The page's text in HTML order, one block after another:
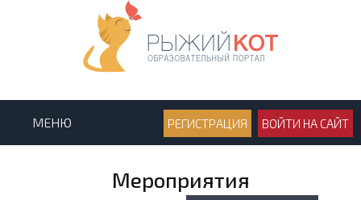
МЕНЮ РЕГИСТРАЦИЯ ВОЙТИ НА САЙТ
Мероприятия